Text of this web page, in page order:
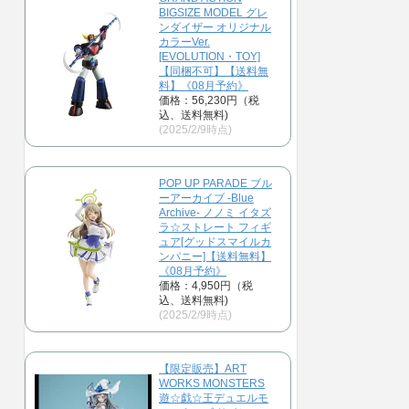
BIGSIZE MODEL グレ
ンダイザー オリジナル
カラーVer.
[EVOLUTION・TOY]
【同梱不可】【送料無
料】《08月予約》
価格：56,230円（税
込、送料無料)
(2025/2/9時点)
POP UP PARADE ブル
ーアーカイブ -Blue
Archive- ノノミ イタズ
ラ☆ストレート フィギ
ュア[グッドスマイルカ
ンパニー]【送料無料】
《08月予約》
価格：4,950円（税
込、送料無料)
(2025/2/9時点)
【限定販売】ART
WORKS MONSTERS
遊☆戯☆王デュエルモ